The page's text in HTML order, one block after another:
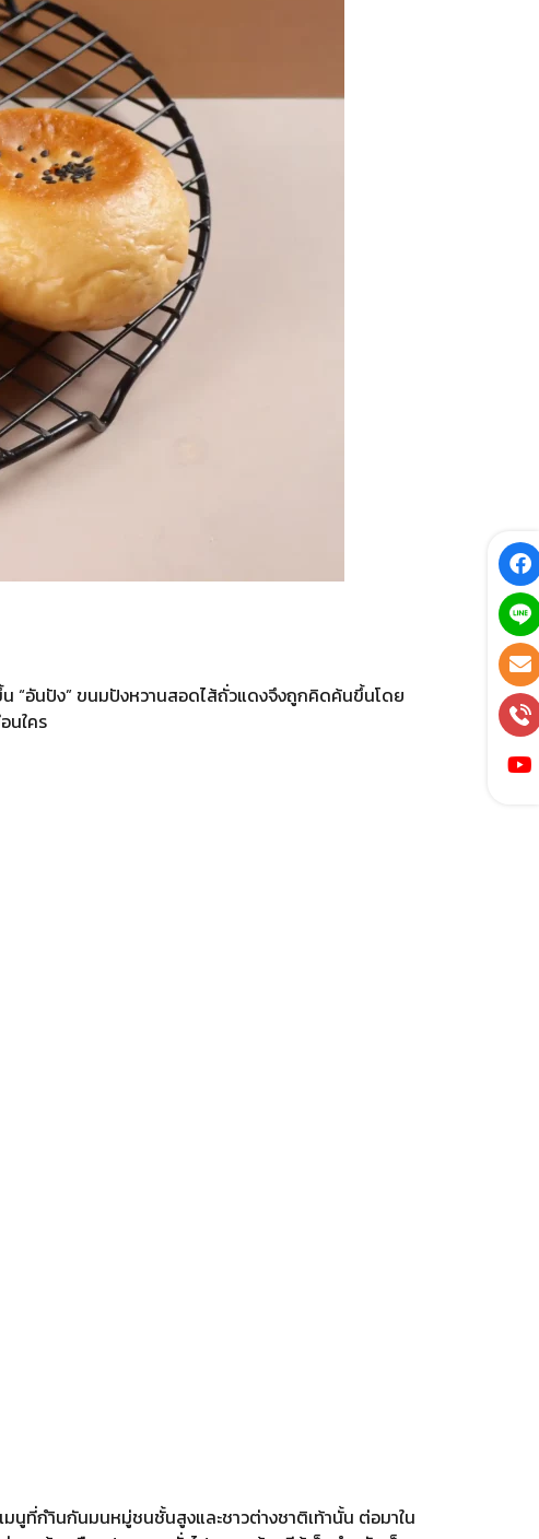
“อันปัง” ขนมปังหวานสอดไส้ถั่วแดงจึงถูกคิดค้นขึ้นโดย
นใคร
นูที่กำินกันมนหมู่ชนชั้นสูงและชาวต่างชาติเท้านั้น ต่อมาใน